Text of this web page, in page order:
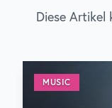
Diese Artikel
MUSIC